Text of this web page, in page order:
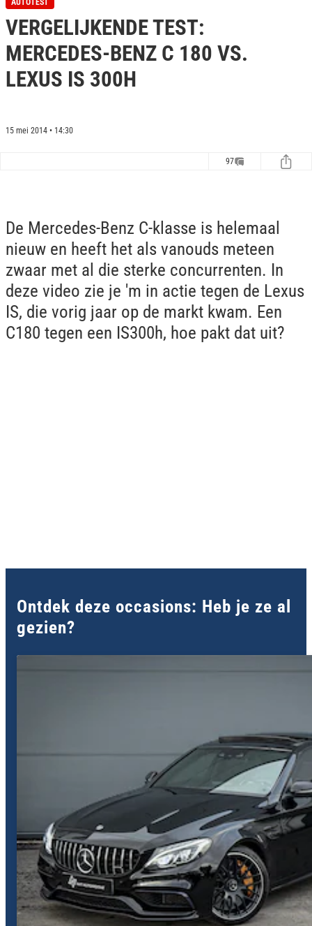
AUTOTEST
VERGELIJKENDE TEST:
MERCEDES-BENZ C 180 VS.
LEXUS IS 300H
15 mei 2014 • 14:30
97
De Mercedes-Benz C-klasse is helemaal
nieuw en heeft het als vanouds meteen
zwaar met al die sterke concurrenten. In
deze video zie je 'm in actie tegen de Lexus
IS, die vorig jaar op de markt kwam. Een
C180 tegen een IS300h, hoe pakt dat uit?
Ontdek deze occasions: Heb je ze al
gezien?